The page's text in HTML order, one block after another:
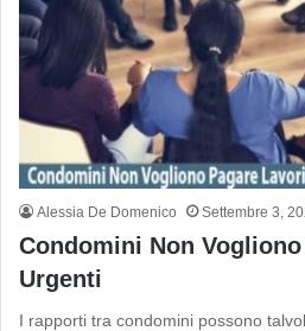
Alessia De Domenico Settembre 3,
Condomini Non
Urgenti
I rapporti tra condomini possono